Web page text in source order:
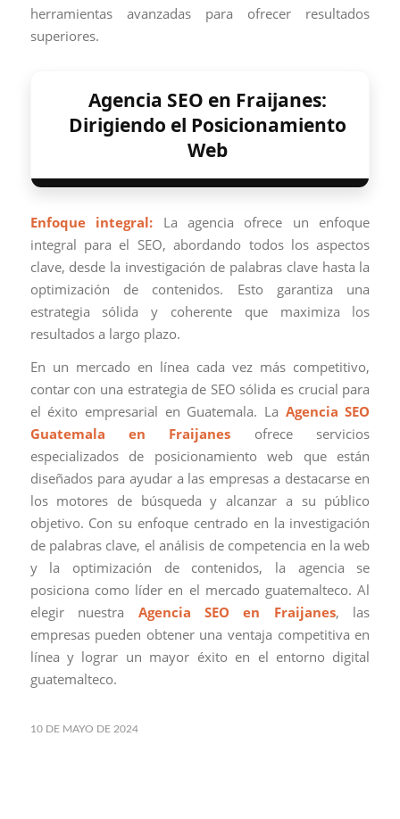
herramientas avanzadas para ofrecer resultados
superiores.
Agencia SEO en Fraijanes:
Dirigiendo el Posicionamiento
Web
Enfoque integral: La agencia ofrece un enfoque
integral para el SEO, abordando todos los aspectos
clave, desde la investigación de palabras clave hasta la
optimización de contenidos. Esto garantiza una
estrategia sólida y coherente que maximiza los
resultados a largo plazo.
En un mercado en línea cada vez más competitivo,
contar con una estrategia de SEO sólida es crucial para
el éxito empresarial en Guatemala. La Agencia SEO
Guatemala en Fraijanes ofrece servicios
especializados de posicionamiento web que están
diseñados para ayudar a las empresas a destacarse en
los motores de búsqueda y alcanzar a su público
objetivo. Con su enfoque centrado en la investigación
de palabras clave, el análisis de competencia en la web
y la optimización de contenidos, la agencia se
posiciona como líder en el mercado guatemalteco. Al
elegir nuestra Agencia SEO en Fraijanes, las
empresas pueden obtener una ventaja competitiva en
línea y lograr un mayor éxito en el entorno digital
guatemalteco.
10 DE MAYO DE 2024